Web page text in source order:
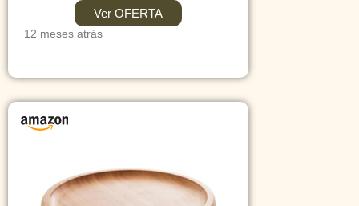
Ver OFERTA
12 meses atrás